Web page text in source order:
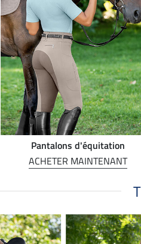
Pantalons d'équitation
ACHETER MAINTENANT